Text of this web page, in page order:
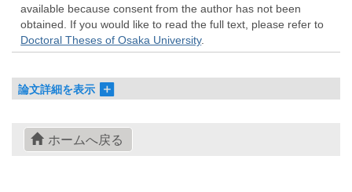
available because consent from the author has not been
obtained. If you would like to read the full text, please refer to
Doctoral Theses of Osaka University.
論文詳細を表示
ホームへ戻る